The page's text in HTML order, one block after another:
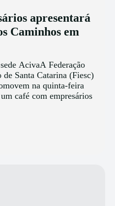
apresentará
Caminhos em
AcivaA Federação
de Santa Catarina (Fiesc)
na quinta-feira
café com empresários